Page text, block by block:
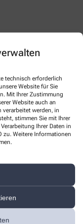
technisch erforderlich
Website für Sie
Mit Ihrer Zustimmung
Website auch an
verarbeitet werden, in
stimmen Sie mit Ihrer
Ihrer Daten in
zu. Weitere Informationen
der gesetzlichen
und Sie